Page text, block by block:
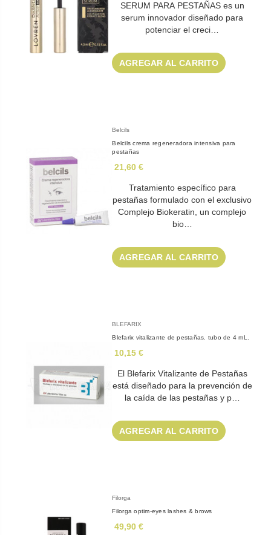
SERUM PARA PESTAÑAS es un
serum innovador diseñado para
potenciar el creci…
AGREGAR AL CARRITO
Belcils
Belcils crema regeneradora intensiva para
pestañas
21,60 €
Tratamiento específico para
pestañas formulado con el exclusivo
Complejo Biokeratin, un complejo
bio…
AGREGAR AL CARRITO
BLEFARIX
Blefarix vitalizante de pestañas. tubo de 4 mL.
10,15 €
El Blefarix Vitalizante de Pestañas
está diseñado para la prevención de
la caída de las pestañas y p…
AGREGAR AL CARRITO
Filorga
Filorga optim-eyes lashes & brows
49,90 €